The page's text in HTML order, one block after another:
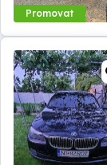
Promovat